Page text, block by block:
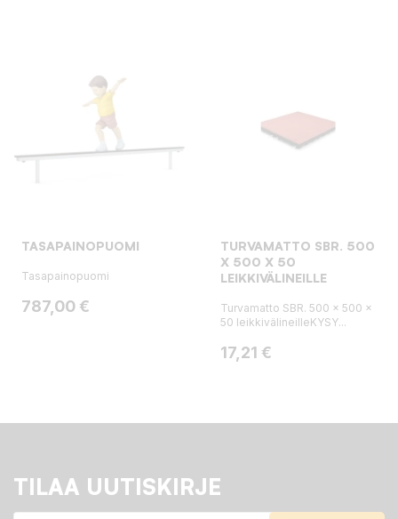
TASAPAINOPUOMI
Tasapainopuomi
Hinta
787,00 €
TURVAMATTO SBR. 500
X 500 X 50
LEIKKIVÄLINEILLE
Turvamatto SBR. 500 x 500 x
50 leikkivälineilleKYSY...
Hinta
17,21 €
TILAA UUTISKIRJE